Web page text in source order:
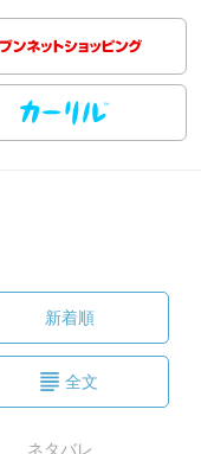
新着順
全文
ネタバレ